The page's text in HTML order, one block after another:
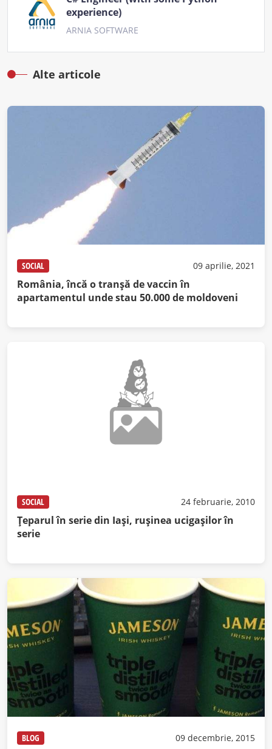
experience)
ARNIA SOFTWARE
Alte articole
SOCIAL 09 aprilie, 2021
România, încă o tranșă de vaccin în
apartamentul unde stau 50.000 de moldoveni
SOCIAL 24 februarie, 2010
Ţeparul în serie din Iaşi, ruşinea ucigaşilor în
serie
BLOG 09 decembrie, 2015